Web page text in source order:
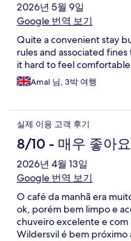
2026년 5월 9일
Google 번역 보기
Quite a convenient stay
rules and associated
it hard to feel
Amal 님, 3박 여행
실제 이용 고객 후기
8/10 - 매우 좋아요
2026년 4월 13일
Google 번역 보기
O café da manhã era
ok, porém bem limpo e
chuveiro excelente e
Wildersvil é bem próximo